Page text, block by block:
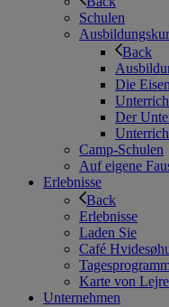
Schulen
Back
Die
Der
Camp-Schulen
Auf eigene
Erlebnisse
Back
Erlebnisse
Laden Sie
Café
Karte von
Unternehmen